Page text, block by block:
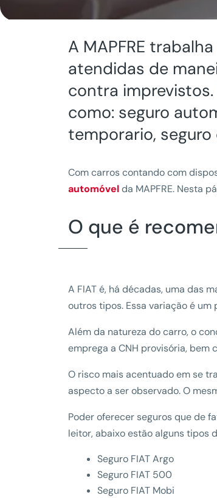
A MAPFRE
atendidas de
contra
como: seguro
temporario,
Com carros contando com
automóvelda MAPFRE. Nesta
O que é
A FIAT é, há décadas, uma das
outros tipos. Essa variação é
Além da natureza do carro, o
emprega a CNH provisória, bem
O risco mais acentuado em se
aspecto a ser observado. O
Poder oferecer seguros que de
leitor, abaixo estão alguns tipos
Seguro FIAT Argo
Seguro FIAT 500
Seguro FIAT Mobi